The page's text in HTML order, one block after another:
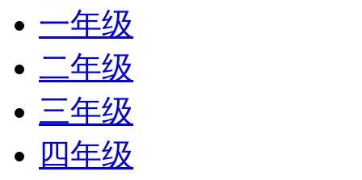
一年级
二年级
三年级
四年级